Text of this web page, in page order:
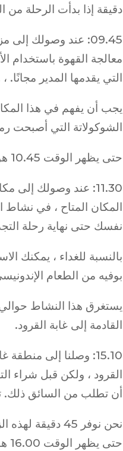
دقيقة إذا بدأت الرحلة من
09.45: عند وصولك
معالجة القهوة باستخدام
التي يقدمها المدير
يجب أن يفهم في هذا
الشوكولاتة التي أصبحت
حتى يظهر الوقت 10.45 هو الوقت المناسب لنا للانتقال إلى الوجهة التالية ، وهي التجديف.
11.30: عند وصولك
المكان المتاح ، في
نفسك حتى نهاية رحلة
بالنسبة للغداء ، يمكنك
بوفيه من الطعام
القادمة إلى غابة القرود.
15.10: وصلنا إلى
القرود ، ولكن قبل شراء
أن تطلب من السائق
نحن نوفر 45 دقيقة لهذه الزيارة.
حتى يظهر الوقت 16.00 هو الوقت الذي نذهب فيه إلى مركز أوبود.